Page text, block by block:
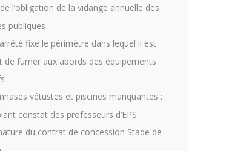
l’obligation de la vidange annuelle des
publiques
fixe le périmètre dans lequel il est
de fumer aux abords des équipements
vétustes et piscines manquantes :
constat des professeurs d’EPS
du contrat de concession Stade de